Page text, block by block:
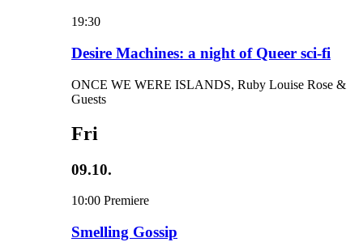
19:30
Desire Machines: a night of Queer sci-fi
ONCE WE WERE ISLANDS, Ruby Louise Rose &
Guests
Fri
09.10.
10:00 Premiere
Smelling Gossip